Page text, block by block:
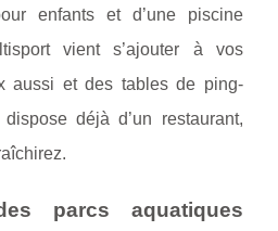
enfants et d’une piscine
vient s’ajouter à vos
aussi et des tables de ping-
déjà d’un restaurant,
parcs aquatiques